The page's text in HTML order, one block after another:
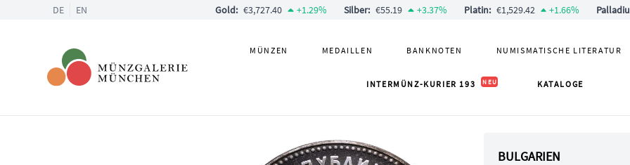
DE EN Gold: €3,727.40 +1.29% Silber: €55.19 +3.37% Platin: €1,529.42 +1.66%
MÜNZEN MEDAILLEN BANKNOTEN NUMISMATISCHE LITERATUR
INTERMÜNZ-KURIER 193 NEU KATALOGE
BULGARIEN